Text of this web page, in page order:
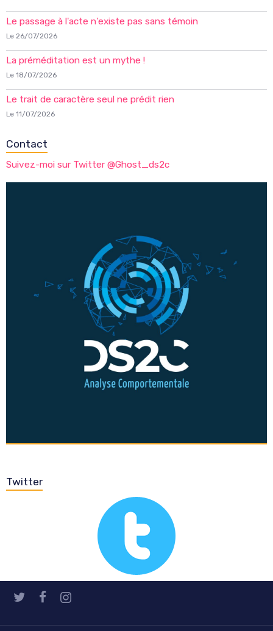
Le passage à l'acte n'existe pas sans témoin
Le 26/07/2026
La préméditation est un mythe !
Le 18/07/2026
Le trait de caractère seul ne prédit rien
Le 11/07/2026
Contact
Suivez-moi sur Twitter @Ghost_ds2c
Twitter